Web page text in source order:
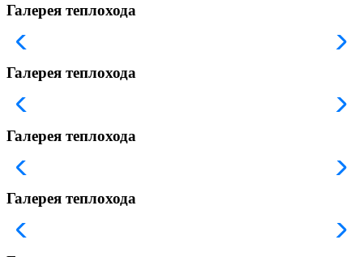
Галерея теплохода
Галерея теплохода
Галерея теплохода
Галерея теплохода